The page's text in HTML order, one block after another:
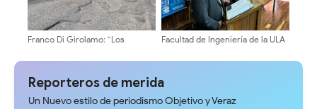
Franco Di Girolamo: “Los
inmediatas al problema
Facultad de Ingeniería de la ULA
Reporteros de merida
Un Nuevo estilo de periodismo Objetivo y Veraz